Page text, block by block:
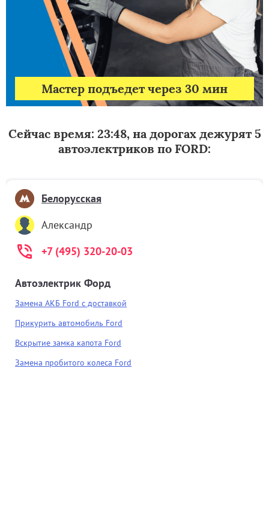
Мастер подъедет через 30 мин
Сейчас время: 23:48, на дорогах дежурят 5
автоэлектриков по FORD:
Белорусская
Александр
+7 (495) 320-20-03
Автоэлектрик Форд
Замена АКБ Ford с доставкой
Прикурить автомобиль Ford
Вскрытие замка капота Ford
Замена пробитого колеса Ford